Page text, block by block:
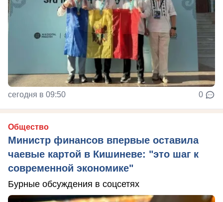
сегодня в 09:50 0
Общество
Министр финансов впервые оставила
чаевые картой в Кишиневе: "это шаг к
современной экономике"
Бурные обсуждения в соцсетях